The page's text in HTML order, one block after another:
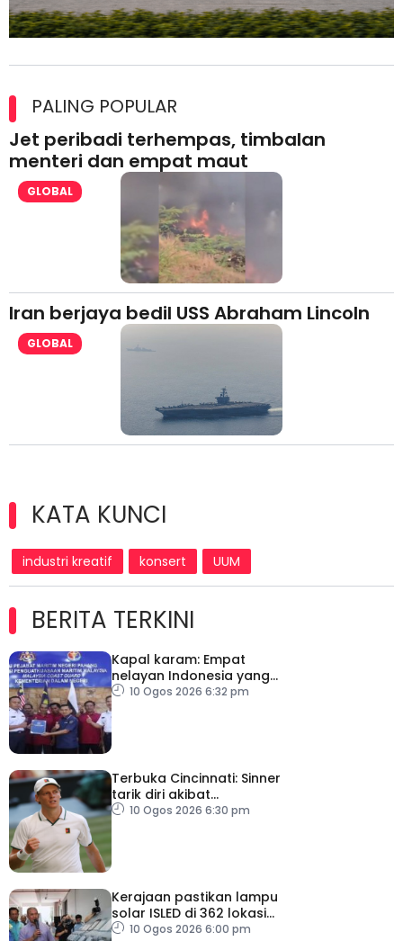
lesen separuh pertama 2026
PALING POPULAR
Jet peribadi terhempas, timbalan
menteri dan empat maut
GLOBAL
Iran berjaya bedil USS Abraham Lincoln
GLOBAL
KATA KUNCI
industri kreatif konsert UUM
BERITA TERKINI
Kapal karam: Empat
nelayan Indonesia yang
terselamat diserah
10 Ogos 2026 6:32 pm
Terbuka Cincinnati: Sinner
tarik diri akibat
kecederaan lutut
10 Ogos 2026 6:30 pm
Kerajaan pastikan lampu
solar ISLED di 362 lokasi
berkualiti, selamat
10 Ogos 2026 6:00 pm